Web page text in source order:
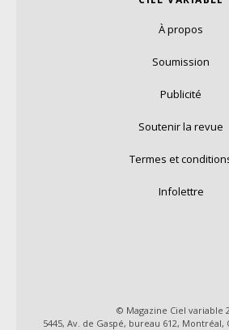
À propos
Soumission
Publicité
Soutenir la revue
Termes et
Infolettre
© Magazine Ciel variable
5445, Av. de Gaspé, bureau 612, Montréal,